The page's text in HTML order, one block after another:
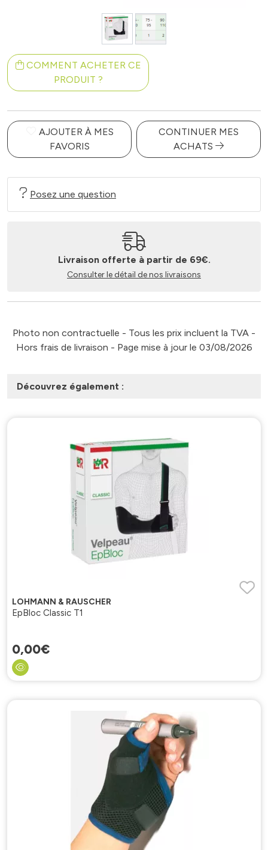
COMMENT ACHETER CE
PRODUIT ?
AJOUTER À MES
FAVORIS
CONTINUER MES
ACHATS
Posez une question
Livraison offerte à partir de 69€.
Consulter le détail de nos livraisons
Photo non contractuelle - Tous les prix incluent la TVA -
Hors frais de livraison - Page mise à jour le 03/08/2026
Découvrez également :
LOHMANN & RAUSCHER
EpBloc Classic T1
0,00€